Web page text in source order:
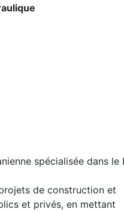
spécialisée dans le
de construction et
et privés, en mettant